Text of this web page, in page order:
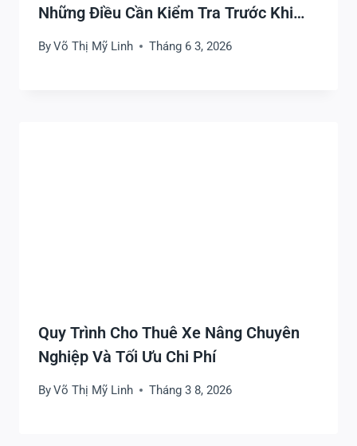
Những Điều Cần Kiểm Tra Trước Khi
Thi Công
ByVõ Thị Mỹ Linh Tháng 6 3, 2026
Quy Trình Cho Thuê Xe Nâng Chuyên
Nghiệp Và Tối Ưu Chi Phí
ByVõ Thị Mỹ Linh Tháng 3 8, 2026